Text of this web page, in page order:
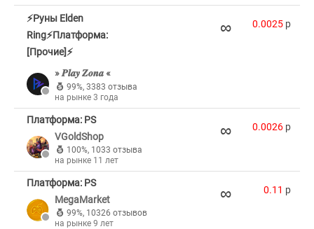
⚡Руны Elden
Ring⚡Платформа:
[Прочие]⚡
» 𝑷𝒍𝒂𝒚 𝒁𝒐𝒏𝒂 «
99%, 3383 отзыва
на рынке 3 года
∞ 0.0025 p
Платформа: PS
VGoldShop
100%, 1033 отзыва
на рынке 11 лет
∞ 0.0026 p
Платформа: PS
MegaMarket
99%, 10326 отзывов
на рынке 9 лет
∞ 0.11 p